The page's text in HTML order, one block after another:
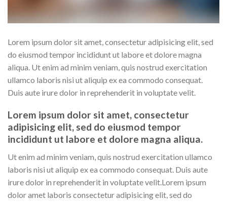
Lorem ipsum dolor sit amet, consectetur adipisicing elit, sed
do eiusmod tempor incididunt ut labore et dolore magna
aliqua. Ut enim ad minim veniam, quis nostrud exercitation
ullamco laboris nisi ut aliquip ex ea commodo consequat.
Duis aute irure dolor in reprehenderit in voluptate velit.
Lorem ipsum dolor sit amet, consectetur
adipisicing elit, sed do eiusmod tempor
incididunt ut labore et dolore magna aliqua.
Ut enim ad minim veniam, quis nostrud exercitation ullamco
laboris nisi ut aliquip ex ea commodo consequat. Duis aute
irure dolor in reprehenderit in voluptate velit.Lorem ipsum
dolor amet laboris consectetur adipisicing elit, sed do